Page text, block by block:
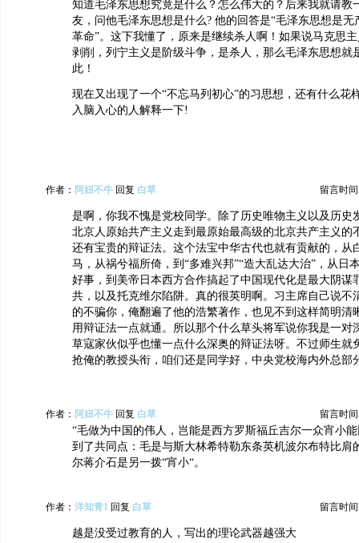
知道毛泽东思想究竟是什么？怎么伟大的？后来我就请教
友，问他毛泽东思想是什么? 他的回答是“毛泽东思想是
革命”。这下我懂了，原来是继续杀人啊！如果说马克思
剥削，列宁主义是阶级斗争，是杀人，那么毛泽东思想就
此！
现在又出现了一个“不忘马列初心”的习思想，还有什么花
入脑入心的人解释一下!
作者： 阿妞不牛 回复 白草 留言时间
是啊，你我不愧是党校同学。除了历史唯物主义以及历史
北京人原始共产主义走到最原始最高级的北京共产主义的
还有宝贵的辩证法。这个法宝中华古代也就有贡献的，从
马，从祸兮福所倚，到“多难兴邦”“造大乱达大治”，从日
好事，到美帝日本西方合作搞起了中国现代化是最大阴
共，以及托克维尔陷阱。真的很英明啊。习主席自己说不
的不骗你，俺翻遍了他的浩繁著作，也见不到这样简明清
用辩证法一点就通。所以那个什么草头将军说你我是一对
草寇家伙似乎也懂一点什么深奥的辩证法呀。不过师生就
抢俺的教授头衔，咱们还是同学好，中央党校海内外总部
作者： 阿妞不牛 回复 白草 留言时间
“毛做为中国的伟人，岂能是西方罗斯福丘吉尔一众宵小
到了共同点：毛是与斯大林希特勒东条英机波尔布特比肩
尔蒋介石是另一拨“宵小“。
作者： 洋知青1 回复 白草 留言时间
越是没受过教育的人，写出的理论武器越强大